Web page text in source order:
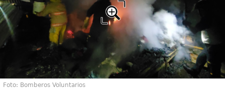
Foto: Bomberos Voluntarios